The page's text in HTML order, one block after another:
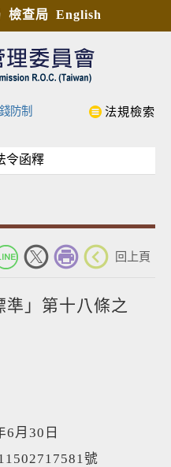
檢查局 English
防制 法規檢索
令函釋
回上頁
」第十八條之
6月30日
號